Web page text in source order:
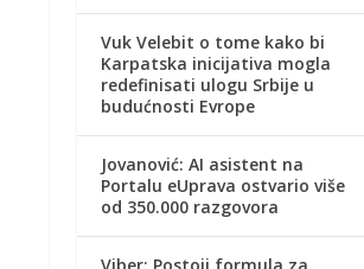
Vuk Velebit o tome kako bi
Karpatska inicijativa mogla
redefinisati ulogu Srbije u
budućnosti Evrope
Jovanović: AI asistent na
Portalu eUprava ostvario više
od 350.000 razgovora